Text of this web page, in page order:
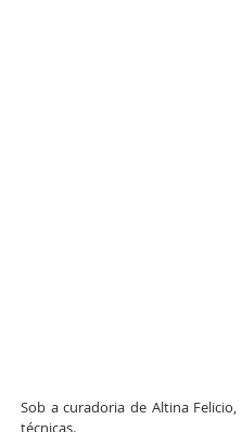
Sob a curadoria de Altina Felicio,
técnicas.